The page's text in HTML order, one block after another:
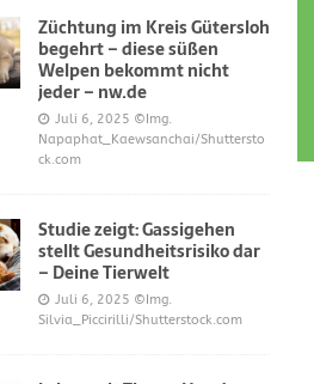
Züchtung im Kreis Gütersloh
begehrt – diese süßen
Welpen bekommt nicht
jeder – nw.de
Juli 6, 2025 ©Img.
Napaphat_Kaewsanchai/Shuttersto
ck.com
Studie zeigt: Gassigehen
stellt Gesundheitsrisiko dar
– Deine Tierwelt
Juli 6, 2025 ©Img.
Silvia_Piccirilli/Shutterstock.com